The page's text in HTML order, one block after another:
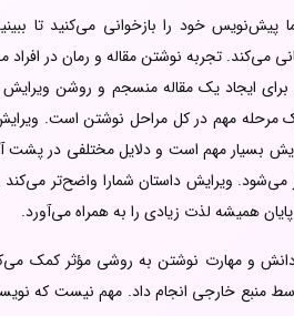
خود را بازخوانی می‌کنید تا
می‌کند. تجربه نوشتن مقاله و رمان در
برای ایجاد یک مقاله منسجم و روشن
مرحله مهم در کل مراحل نوشتن است.
بسیار مهم است و دلایل مختلفی در پشت
می‌شود. ویرایش داستان شمارا واضح‌تر
همیشه لذت زیادی را به همراه می‌آورد.
و مهارت نوشتن به روشی مؤثر کمک
منبع خارجی انجام داد. مهم نیست که